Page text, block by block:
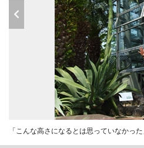
「こんな高さになるとは思っていなかっ